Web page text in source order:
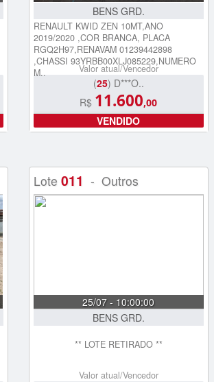
BENS GRD.
RENAULT KWID ZEN 10MT,ANO
2019/2020 ,COR BRANCA, PLACA
RGQ2H97,RENAVAM 01239442898
,CHASSI 93YRBB00XLJ085229,NUMERO
M..
Valor atual/Vencedor
(25) D***O..
R$ 11.600,00
VENDIDO
Lote 011 - Outros
25/07 - 10:00:00
BENS GRD.
** LOTE RETIRADO **
Valor atual/Vencedor